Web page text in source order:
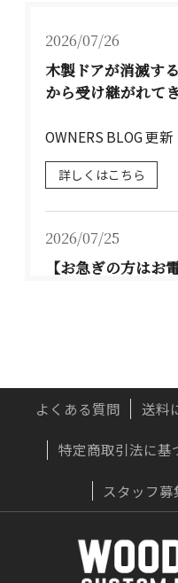
2026/07/26
木製ドアが消滅す
から受け継がれて
OWNERS BLOG 更新
詳しくはこちら
2026/07/25
【お急ぎの方はお
詳しくはこちら
2026/07/22
実はおすすめしな
が向かないプロの
OWNERS BLOG 更新
よくある質問 送料
特定商取引法に基
スタッフ募